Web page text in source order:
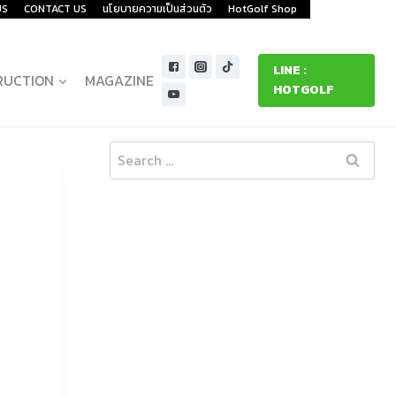
CONTACT US นโยบายความเป็นส่วนตัว HotGolf Shop
MAGAZINE
LINE :
HOTGOLF
Search
for: